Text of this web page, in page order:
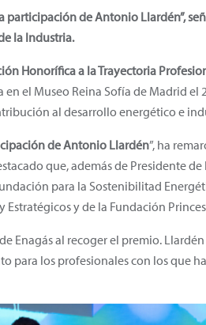
de Antonio Llardén”,
la Industria.
Honorífica a la Trayectoria
en el Museo Reina Sofía de Madrid
al desarrollo energético e
de Antonio Llardén”, ha
que, además de Presidente de
para la Sostenibilitad
y de la Fundación
Enagás al recoger el premio.
para los profesionales con los que